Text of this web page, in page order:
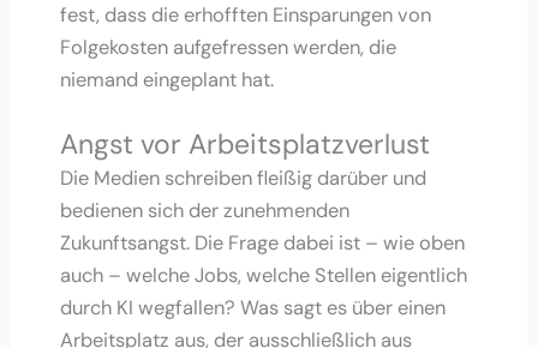
fest, dass die erhofften Einsparungen von
Folgekosten aufgefressen werden, die
niemand eingeplant hat.
Angst vor Arbeitsplatzverlust
Die Medien schreiben fleißig darüber und
bedienen sich der zunehmenden
Zukunftsangst. Die Frage dabei ist – wie oben
auch – welche Jobs, welche Stellen eigentlich
durch KI wegfallen? Was sagt es über einen
Arbeitsplatz aus, der ausschließlich aus